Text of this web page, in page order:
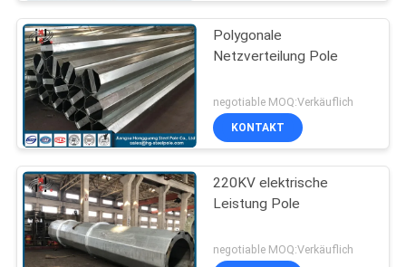
Polygonale
Netzverteilung Pole
negotiable MOQ:Verkäuflich
KONTAKT
220KV elektrische
Leistung Pole
negotiable MOQ:Verkäuflich